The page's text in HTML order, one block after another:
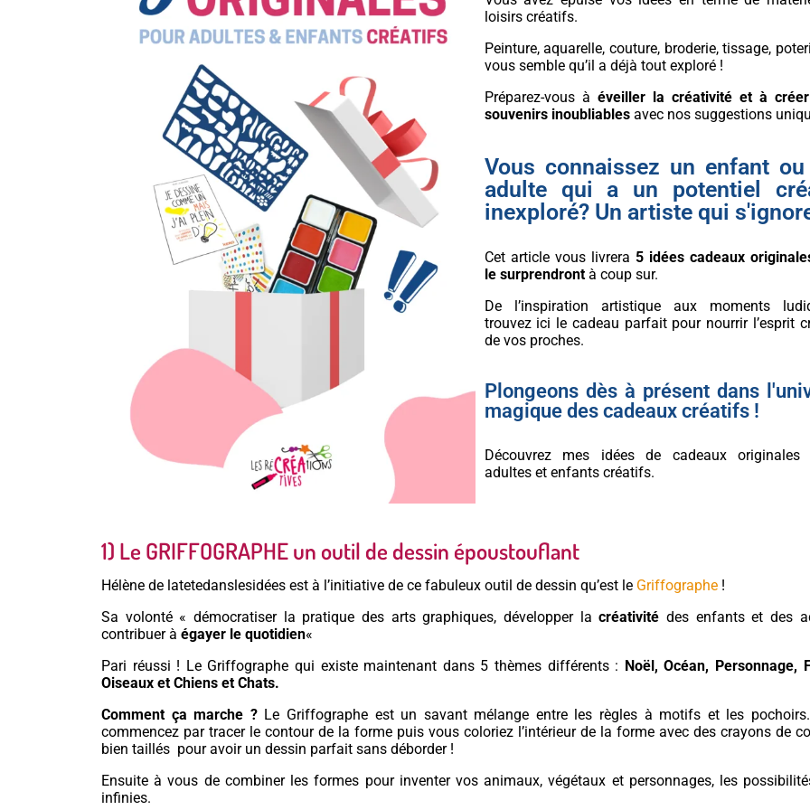
loisirs créatifs.
Peinture, aquarelle, couture, broderie, tissage,
vous semble qu’il a déjà tout exploré !
Préparez-vous à éveiller la créativité et à
souvenirs inoubliablesavec nos suggestions
Vous connaissez un enfant
adulte qui a un potentiel
inexploré? Un artiste qui
Cet article vous livrera5 idées cadeaux
le surprendrontà coup sur.
De l’inspiration artistique aux moments
trouvez ici le cadeau parfait pour nourrir l’esprit
de vos proches.
Plongeons dès à présent dans
magique des cadeaux créatifs !
Découvrez mes idées de cadeaux originales
adultes et enfants créatifs.
1) Le GRIFFOGRAPHE un outil de dessin époustouflant
Hélène de latetedanslesidées est à l’initiative de ce fabuleux outil de dessin qu’est le Griffographe !
Sa volonté « démocratiser la pratique des arts graphiques, développer lacréativité des enfants et des
contribuer à égayer le quotidien«
Pari réussi ! Le Griffographe qui existe maintenant dans 5 thèmes différents : Noël, Océan, Personnage,
Oiseaux et Chiens et Chats.
Comment ça marche ?Le Griffographe est un savant mélange entre les règles à motifs et les
commencez par tracer le contour de la forme puis vous coloriez l’intérieur de la forme avec des crayons de
bien taillés pour avoir un dessin parfait sans déborder !
Ensuite à vous de combiner les formes pour inventer vos animaux, végétaux et personnages, les
infinies.